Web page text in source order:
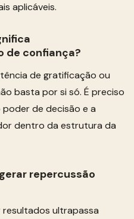
aplicáveis.
de confiança?
de gratificação ou
basta por si só. É preciso
poder de decisão e a
dentro da estrutura da
repercussão
resultados ultrapassa